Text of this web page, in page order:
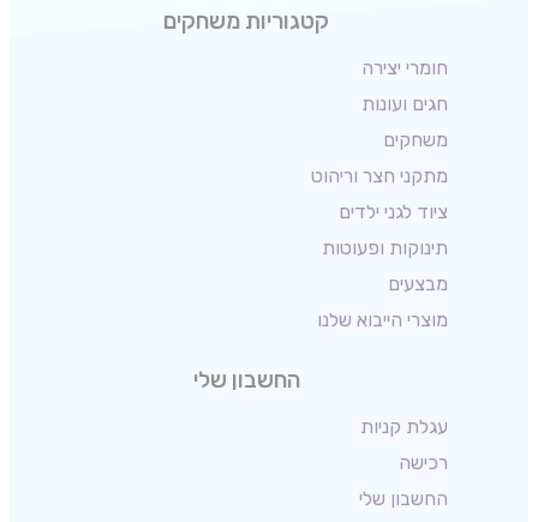
קטגוריות משחקים
חומרי יצירה
חגים ועונות
משחקים
מתקני חצר וריהוט
ציוד לגני ילדים
תינוקות ופעוטות
מבצעים
מוצרי הייבוא שלנו
החשבון שלי
עגלת קניות
רכישה
החשבון שלי